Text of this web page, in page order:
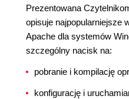
Prezentowana
opisuje najpopularniejsze
Apache dla systemów
szczególny nacisk na:
pobranie i kompilację
konfigurację i